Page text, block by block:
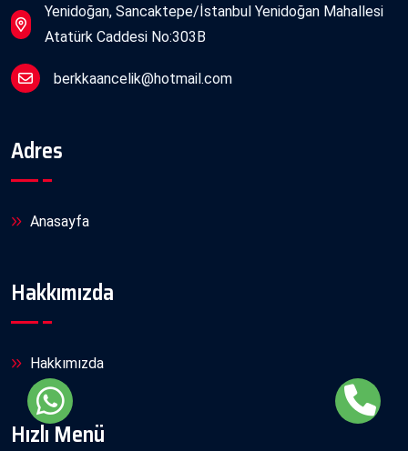
Yenidoğan, Sancaktepe/İstanbul Yenidoğan Mahallesi
Atatürk Caddesi No:303B
berkkaancelik@hotmail.com
Adres
Anasayfa
Hakkımızda
Hakkımızda
Hızlı Menü